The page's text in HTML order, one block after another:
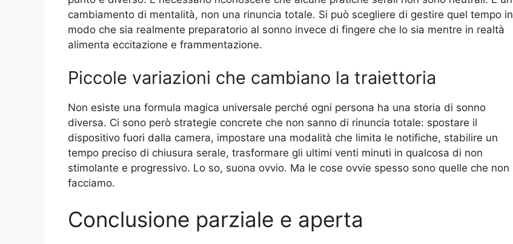
cambiamento di mentalità, non una rinuncia totale. Si può scegliere di gestire quel tempo in
modo che sia realmente preparatorio al sonno invece di fingere che lo sia mentre in realtà
alimenta eccitazione e frammentazione.
Piccole variazioni che cambiano la traiettoria
Non esiste una formula magica universale perché ogni persona ha una storia di sonno
diversa. Ci sono però strategie concrete che non sanno di rinuncia totale: spostare il
dispositivo fuori dalla camera, impostare una modalità che limita le notifiche, stabilire un
tempo preciso di chiusura serale, trasformare gli ultimi venti minuti in qualcosa di non
stimolante e progressivo. Lo so, suona ovvio. Ma le cose ovvie spesso sono quelle che non
facciamo.
Conclusione parziale e aperta